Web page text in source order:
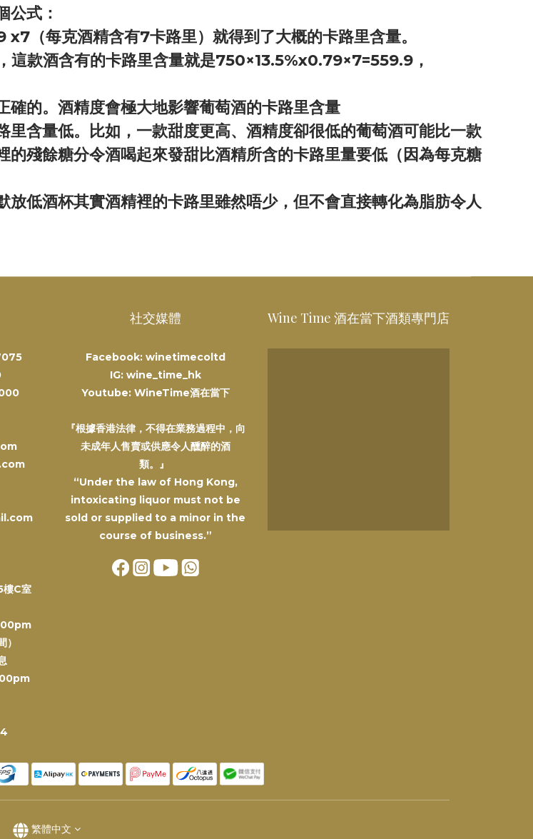
公式：
（每克酒精含有7卡路里）就得到了大概的卡路里含量。
款酒含有的卡路里含量就是750×13.5%x0.79×7=559.9，
的。酒精度會極大地影響葡萄酒的卡路里含量
含量低。比如，一款甜度更高、酒精度卻很低的葡萄酒可能比一款
殘餘糖分令酒喝起來發甜比酒精所含的卡路里量要低（因為每克糖
低酒杯其實酒精裡的卡路里雖然唔少，但不會直接轉化為脂肪令人
樓C室
）
社交媒體
Facebook: winetimecoltd
IG: wine_time_hk
Youtube: WineTime酒在當下
『根據香港法律，不得在業務過程中，向
未成年人售賣或供應令人醺醉的酒
類。』
“Under the law of Hong Kong,
intoxicating liquor must not be
sold or supplied to a minor in the
course of business.”
Wine Time 酒在當下酒類專門店
繁體中文